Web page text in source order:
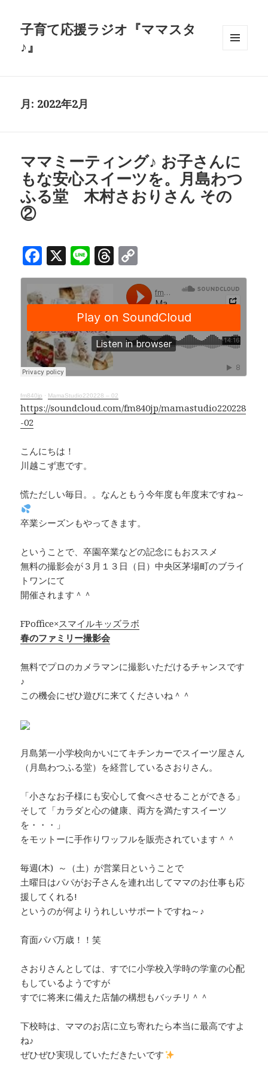
子育て応援ラジオ『ママスタ
♪』
月: 2022年2月
ママミーティング♪ お子さんに
もな安心スイーツを。月島わつ
ふる堂 木村さおりさん その
②
F
a
c
e
b
o
o
k
X Li
n
e
T
h
e
a
d
s
o
p
y
Li
n
k
fm840jp · MamaStudio220228 – 02
https://soundcloud.com/fm840jp/mamastudio220228
-02
こんにちは！
川越こず恵です。
慌ただしい毎日。。なんともう今年度も年度末ですね～
卒業シーズンもやってきます。
ということで、卒園卒業などの記念にもおススメ
無料の撮影会が３月１３日（日）中央区茅場町のブライ
トワンにて
開催されます＾＾
FPoffice×スマイルキッズラボ
春のファミリー撮影会
無料でプロのカメラマンに撮影いただけるチャンスです
♪
この機会にぜひ遊びに来てくださいね＾＾
月島第一小学校向かいにてキチンカーでスイーツ屋さん
（月島わつふる堂）を経営しているさおりさん。
「小さなお子様にも安心して食べさせることができる」
そして「カラダと心の健康、両方を満たすスイーツ
を・・・」
をモットーに手作りワッフルを販売されています＾＾
毎週(木) ～（土）が営業日ということで
土曜日はパパがお子さんを連れ出してママのお仕事も応
援してくれる!
というのが何よりうれしいサポートですね～♪
育面パパ万歳！！笑
さおりさんとしては、すでに小学校入学時の学童の心配
もしているようですが
すでに将来に備えた店舗の構想もバッチリ＾＾
下校時は、ママのお店に立ち寄れたら本当に最高ですよ
ね♪
ぜひぜひ実現していただきたいです